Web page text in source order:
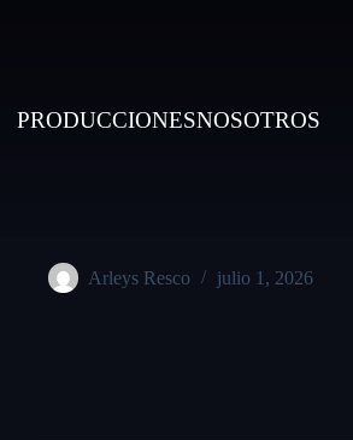
PRODUCCIONESNOSOTROS
Arleys Resco julio 1, 2026